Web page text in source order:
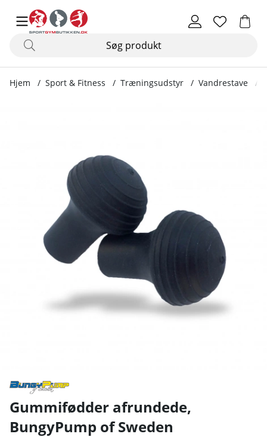
Hjem Sport & Fitness Træningsudstyr Vandrestave
Gummifødder afrundede,
BungyPump of Sweden